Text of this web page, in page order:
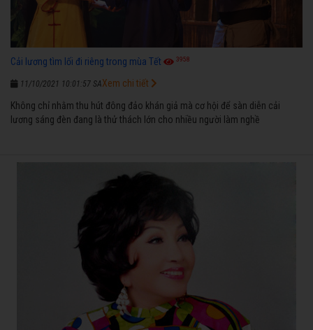
Cải lương tìm lối đi riêng trong mùa Tết 3958
11/10/2021 10:01:57 SA
Không chỉ nhằm thu hút đông đảo khán giả mà cơ hội để sàn diễn cải
lương sáng đèn đang là thử thách lớn cho nhiều người làm nghề
Xem chi tiết